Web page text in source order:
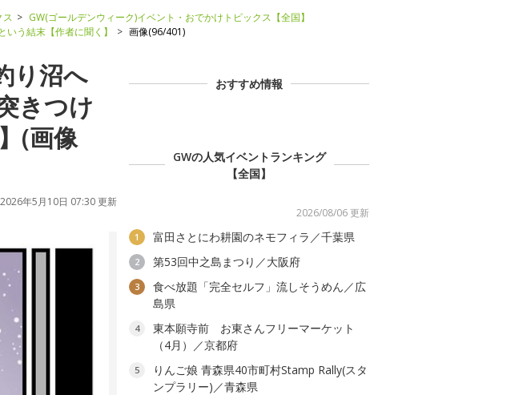
ス
GW(ゴールデンウィーク)イベント・おでかけトピックス【全国】
う結末【作者に聞く】
画像(96/401)
り沼へ
きつけ
(画像
2026年5月10日 07:30 更新
おすすめ情報
GWの人気イベントランキング
【全国】
2026/08/06 更新
1 富田さとにわ耕園のネモフィラ／千葉県
2 第53回中之島まつり／大阪府
3
食べ放題「完全セルフ」流しそうめん／広
島県
4
東本願寺前 お東さんフリーマーケット
（4月）／京都府
5
りんご娘 青森県40市町村Stamp Rally(スタ
ンプラリー)／青森県